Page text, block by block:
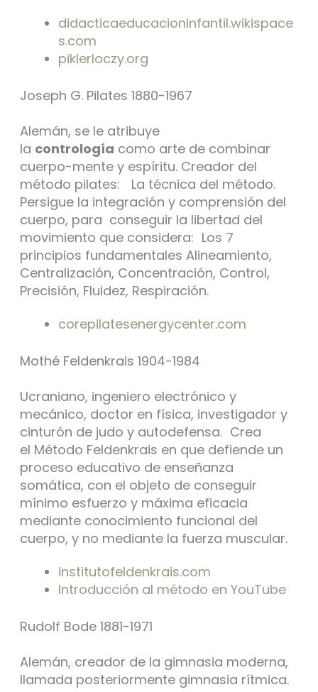
didacticaeducacioninfantil.wikispace
s.com
piklerloczy.org
Joseph G. Pilates 1880-1967
Alemán, se le atribuye
la contrología como arte de combinar
cuerpo-mente y espíritu. Creador del
método pilates: La técnica del método.
Persigue la integración y comprensión del
cuerpo, para conseguir la libertad del
movimiento que considera: Los 7
principios fundamentales Alineamiento,
Centralización, Concentración, Control,
Precisión, Fluidez, Respiración.
corepilatesenergycenter.com
Mothé Feldenkrais 1904-1984
Ucraniano, ingeniero electrónico y
mecánico, doctor en física, investigador y
cinturón de judo y autodefensa. Crea
el Método Feldenkrais en que defiende un
proceso educativo de enseñanza
somática, con el objeto de conseguir
mínimo esfuerzo y máxima eficacia
mediante conocimiento funcional del
cuerpo, y no mediante la fuerza muscular.
institutofeldenkrais.com
Introducción al método en YouTube
Rudolf Bode 1881-1971
Alemán, creador de la gimnasia moderna,
llamada posteriormente gimnasia rítmica.